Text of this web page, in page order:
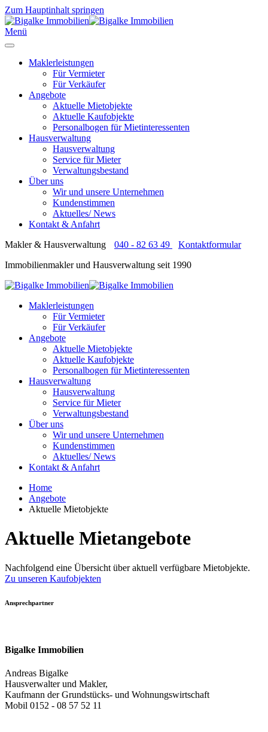
Zum Hauptinhalt springen
Menü
Maklerleistungen
Für Vermieter
Für Verkäufer
Angebote
Aktuelle Mietobjekte
Aktuelle Kaufobjekte
Personalbogen für Mietinteressenten
Hausverwaltung
Hausverwaltung
Service für Mieter
Verwaltungsbestand
Über uns
Wir und unsere Unternehmen
Kundenstimmen
Aktuelles/ News
Kontakt & Anfahrt
Makler & Hausverwaltung
040 - 82 63 49
Kontaktformular
Immobilienmakler und Hausverwaltung seit 1990
Maklerleistungen
Für Vermieter
Für Verkäufer
Angebote
Aktuelle Mietobjekte
Aktuelle Kaufobjekte
Personalbogen für Mietinteressenten
Hausverwaltung
Hausverwaltung
Service für Mieter
Verwaltungsbestand
Über uns
Wir und unsere Unternehmen
Kundenstimmen
Aktuelles/ News
Kontakt & Anfahrt
Home
Angebote
Aktuelle Mietobjekte
Aktuelle Mietangebote
Nachfolgend eine Übersicht über aktuell verfügbare Mietobjekte.
Zu unseren Kaufobjekten
Ansprechpartner
Bigalke Immobilien
Andreas Bigalke
Hausverwalter und Makler,
Kaufmann der Grundstücks- und Wohnungswirtschaft
Mobil 0152 - 08 57 52 11